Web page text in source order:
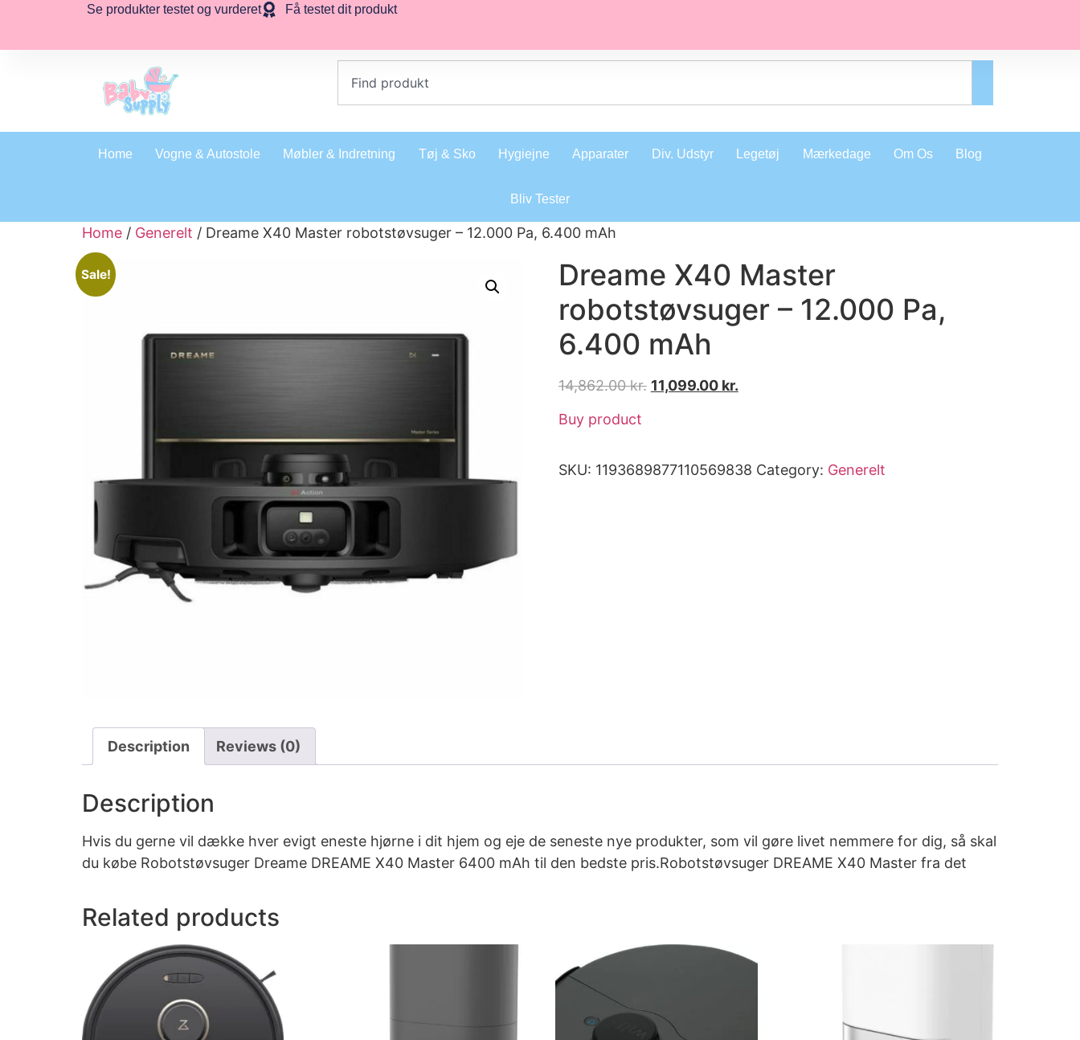
Se produkter testet og vurderet Få testet dit produkt
Home Vogne & Autostole Møbler & Indretning Tøj & Sko Hygiejne Apparater Div. Udstyr Legetøj Mærkedage Om Os Blog
Bliv Tester
Home / Generelt / Dreame X40 Master robotstøvsuger – 12.000 Pa, 6.400 mAh
Sale!
Dreame X40 Master
robotstøvsuger – 12.000 Pa,
6.400 mAh
14,862.00kr. 11,099.00 kr.
Buy product
SKU: 1193689877110569838 Category: Generelt
Description Reviews (0)
Description
Hvis du gerne vil dække hver evigt eneste hjørne i dit hjem og eje de seneste nye produkter, som vil gøre livet nemmere for dig, så skal
du købe Robotstøvsuger Dreame DREAME X40 Master 6400 mAh til den bedste pris.Robotstøvsuger DREAME X40 Master fra det
Related products